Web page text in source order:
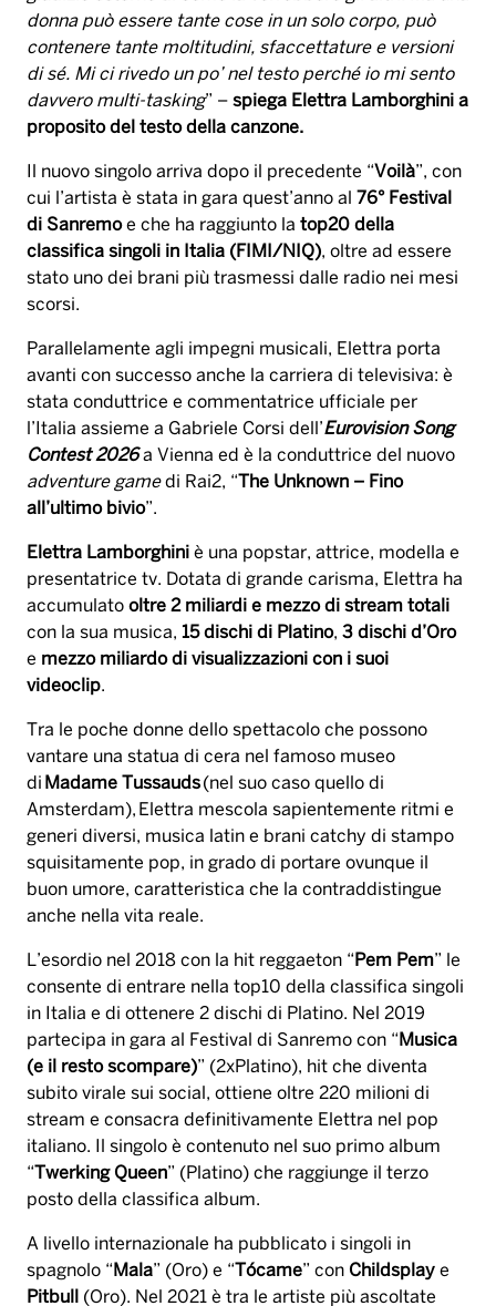
donna può essere tante cose in un solo corpo, può
contenere tante moltitudini, sfaccettature e versioni
di sé. Mi ci rivedo un po’ nel testo perché io mi sento
davvero multi-tasking” – spiega Elettra Lamborghini a
proposito del testo della canzone.
Il nuovo singolo arriva dopo il precedente “Voilà”, con
cui l’artista è stata in gara quest’anno al 76° Festival
di Sanremoe che ha raggiunto la top20 della
classifica singoli in Italia (FIMI/NIQ), oltre ad essere
stato uno dei brani più trasmessi dalle radio nei mesi
scorsi.
Parallelamente agli impegni musicali, Elettra porta
avanti con successo anche la carriera di televisiva: è
stata conduttrice e commentatrice ufficiale per
l’Italia assieme a Gabriele Corsi dell’Eurovision Song
Contest 2026 a Vienna ed è la conduttrice del nuovo
adventure gamedi Rai2, “ The Unknown – Fino
all’ultimo bivio”.
Elettra Lamborghini è una popstar, attrice, modella e
presentatrice tv. Dotata di grande carisma, Elettra ha
accumulato oltre 2 miliardi e mezzo di stream totali
con la sua musica, 15 dischi di Platino, 3 dischi d’Oro
e mezzo miliardo di visualizzazioni con i suoi
videoclip.
Tra le poche donne dello spettacolo che possono
vantare una statua di cera nel famoso museo
di Madame Tussauds (nel suo caso quello di
Amsterdam), Elettra mescola sapientemente ritmi e
generi diversi, musica latin e brani catchy di stampo
squisitamente pop, in grado di portare ovunque il
buon umore, caratteristica che la contraddistingue
anche nella vita reale.
L’esordio nel 2018 con la hit reggaeton “ Pem Pem” le
consente di entrare nella top10 della classifica singoli
in Italia e di ottenere 2 dischi di Platino. Nel 2019
partecipa in gara al Festival di Sanremo con “ Musica
(e il resto scompare)” (2xPlatino), hit che diventa
subito virale sui social, ottiene oltre 220 milioni di
stream e consacra definitivamente Elettra nel pop
italiano. Il singolo è contenuto nel suo primo album
“ Twerking Queen” (Platino) che raggiunge il terzo
posto della classifica album.
A livello internazionale ha pubblicato i singoli in
spagnolo “ Mala” (Oro) e “ Tócame” con Childsplay e
Pitbull
(Oro). Nel 2021 è tra le artiste più ascoltate